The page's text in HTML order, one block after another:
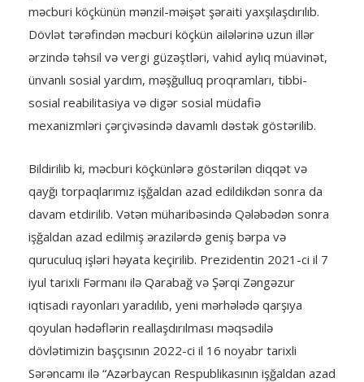
məcburi köçkünün mənzil-məişət şəraiti yaxşılaşdırılıb.
Dövlət tərəfindən məcburi köçkün ailələrinə uzun illər
ərzində təhsil və vergi güzəştləri, vahid aylıq müavinət,
ünvanlı sosial yardım, məşğulluq proqramları, tibbi-
sosial reabilitasiya və digər sosial müdafiə
mexanizmləri çərçivəsində davamlı dəstək göstərilib.
Bildirilib ki, məcburi köçkünlərə göstərilən diqqət və
qayğı torpaqlarımız işğaldan azad edildikdən sonra da
davam etdirilib. Vətən müharibəsində Qələbədən sonra
işğaldan azad edilmiş ərazilərdə geniş bərpa və
quruculuq işləri həyata keçirilib. Prezidentin 2021-ci il 7
iyul tarixli Fərmanı ilə Qarabağ və Şərqi Zəngəzur
iqtisadi rayonları yaradılıb, yeni mərhələdə qarşıya
qoyulan hədəflərin reallaşdırılması məqsədilə
dövlətimizin başçısının 2022-ci il 16 noyabr tarixli
Sərəncamı ilə “Azərbaycan Respublikasının işğaldan azad